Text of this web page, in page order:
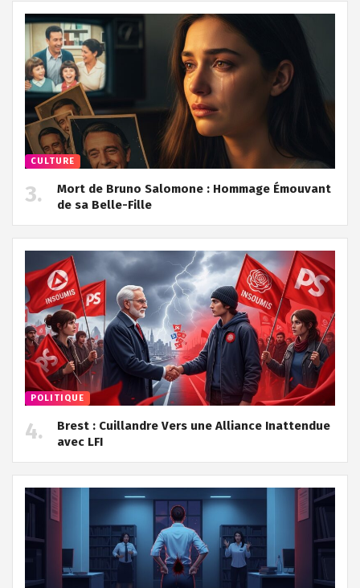
CULTURE
Mort de Bruno Salomone : Hommage Émouvant
de sa Belle-Fille
POLITIQUE
Brest : Cuillandre Vers une Alliance Inattendue
avec LFI